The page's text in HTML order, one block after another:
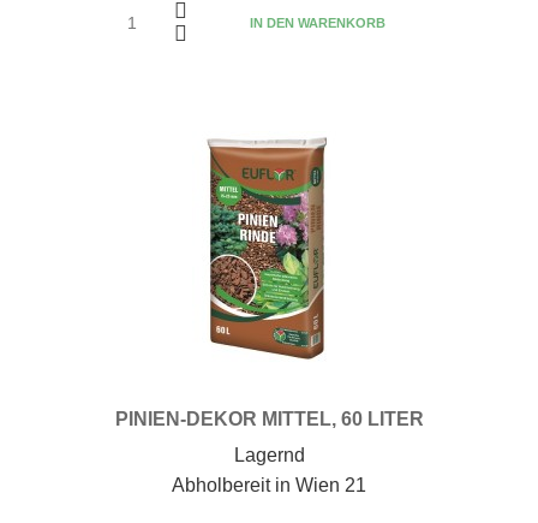
IN DEN WARENKORB
PINIEN-DEKOR MITTEL, 60 LITER
Lagernd
Abholbereit in Wien 21